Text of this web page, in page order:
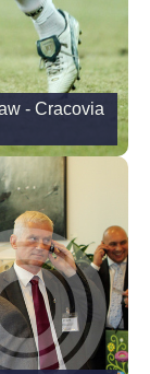
- Cracovia